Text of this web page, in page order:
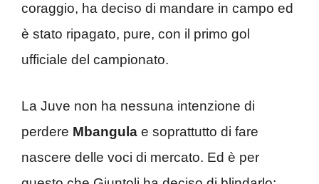
coraggio, ha deciso di mandare in campo ed
è stato ripagato, pure, con il primo gol
ufficiale del campionato.
La Juve non ha nessuna intenzione di
perdere Mbangula e soprattutto di fare
nascere delle voci di mercato. Ed è per